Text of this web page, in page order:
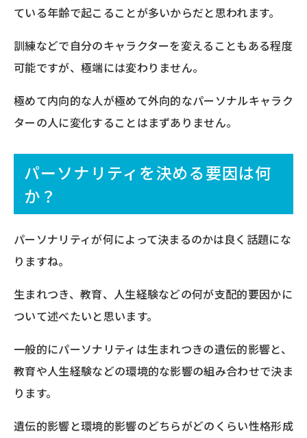
ている年齢で起こることが多いからだと思われます。
訓練などで自分のキャラクターを変えることもある程度
可能ですが、極端には変わりません。
極めて内向的な人が極めて外向的なパーソナルキャラク
ターの人に変化することはまずありません。
パーソナリティを決める要因は何
か？
パーソナリティが何によって決まるのかは良く話題にな
りますね。
生まれつき、教育、人生経験などの何が支配的要因かに
ついて述べたいと思います。
一般的にパーソナリティは生まれつきの遺伝的影響と、
教育や人生経験などの環境的な影響の組み合わせで決ま
ります。
遺伝的影響と環境的影響のどちらがどのくらい性格形成